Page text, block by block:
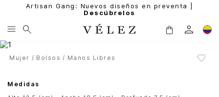
Artisan Gang: Nuevos diseños en preventa |
Descúbrelos
Mujer Bolsos Manos Libres
Medidas